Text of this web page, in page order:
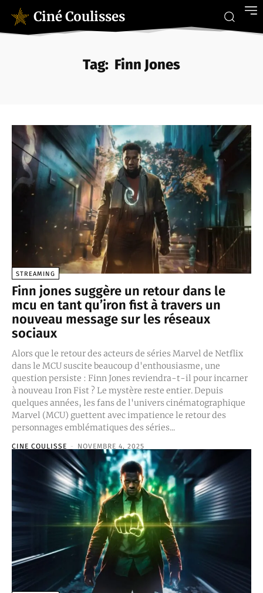
Ciné Coulisses
Tag: Finn Jones
STREAMING
Finn jones suggère un retour dans le
mcu en tant qu’iron fist à travers un
nouveau message sur les réseaux
sociaux
Alors que le retour des acteurs de séries Marvel de Netflix
dans le MCU suscite beaucoup d'enthousiasme, une
question persiste : Finn Jones reviendra-t-il pour incarner
à nouveau Iron Fist ? Le mystère reste entier. Depuis
quelques années, les fans de l'univers cinématographique
Marvel (MCU) guettent avec impatience le retour des
personnages emblématiques des séries...
CINE COULISSE - NOVEMBRE 4, 2025